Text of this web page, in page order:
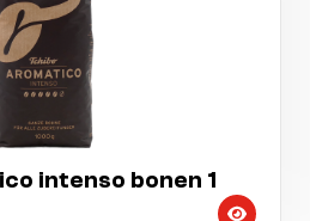
intenso bonen 1